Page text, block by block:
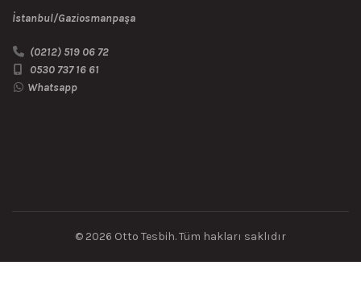
İstanbul/Gaziosmanpaşa
(0212) 519 06 72
0530 737 16 61
Whatsapp
© 2026 Otto Tesbih. Tüm hakları saklıdır